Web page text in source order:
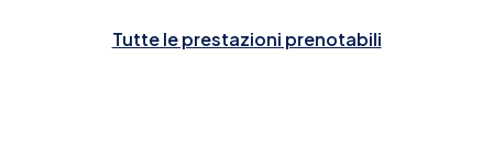
Tutte le prestazioni prenotabili